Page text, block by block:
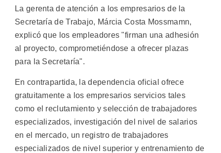
La gerenta de atención a los empresarios de la
Secretaría de Trabajo, Márcia Costa Mossmamn,
explicó que los empleadores "firman una adhesión
al proyecto, comprometiéndose a ofrecer plazas
para la Secretaría".
En contrapartida, la dependencia oficial ofrece
gratuitamente a los empresarios servicios tales
como el reclutamiento y selección de trabajadores
especializados, investigación del nivel de salarios
en el mercado, un registro de trabajadores
especializados de nivel superior y entrenamiento de